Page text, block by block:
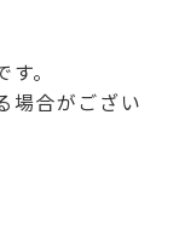
。
場合がござい